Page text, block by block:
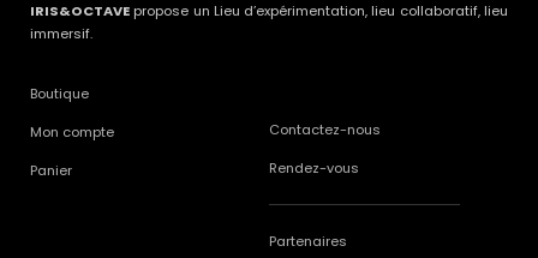
IRIS&OCTAVE propose un Lieu d’expérimentation, lieu collaboratif, lieu
immersif.
Boutique
Mon compte
Panier
Contactez-nous
Rendez-vous
Partenaires